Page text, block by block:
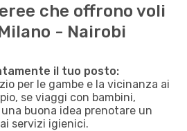
che offrono voli
- Nairobi
il tuo posto:
per le gambe e la vicinanza ai
se viaggi con bambini,
buona idea prenotare un
servizi igienici.